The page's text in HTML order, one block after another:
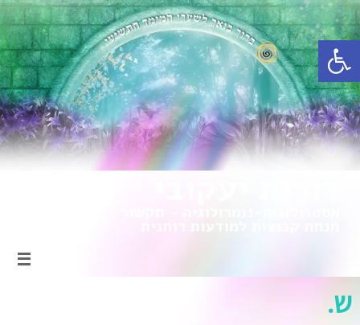
פתח סרגל נגישות
ש.